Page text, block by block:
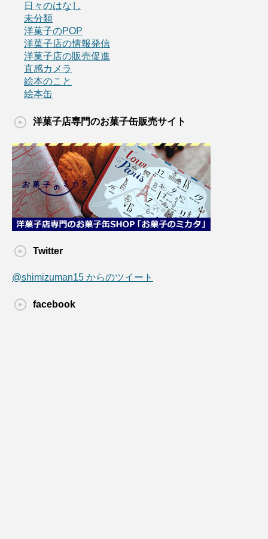
日々のはなし
未分類
洋菓子のPOP
洋菓子店の情報発信
洋菓子店の販売促進
直感カメラ
絵本のこと
絵本缶
洋菓子店専門のお菓子缶販売サイト
Twitter
@shimizuman15 からのツイート
facebook